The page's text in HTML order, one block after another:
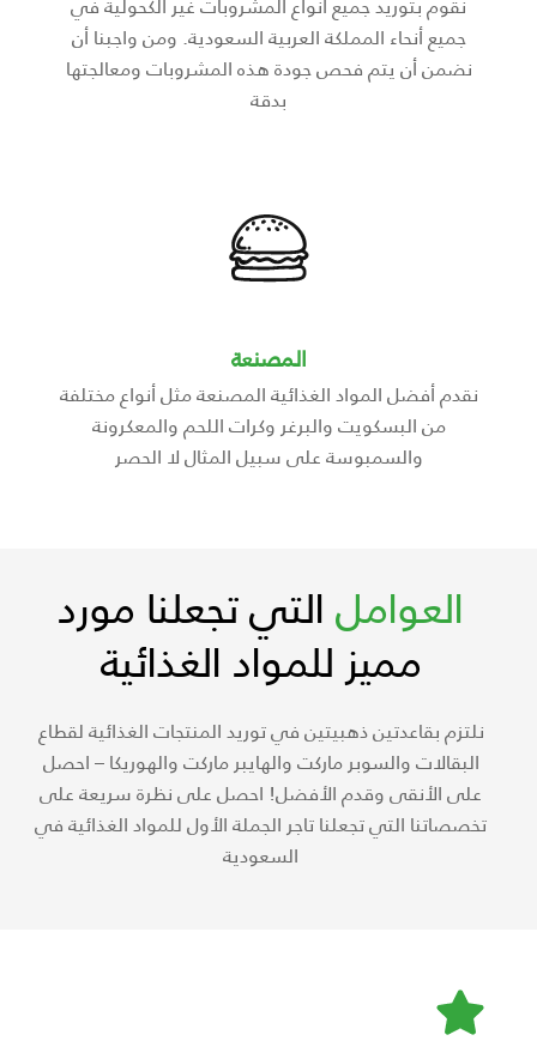
نقوم بتوريد جميع أنواع المشروبات غير الكحولية في
جميع أنحاء المملكة العربية السعودية. ومن واجبنا أن
نضمن أن يتم فحص جودة هذه المشروبات ومعالجتها
بدقة
المصنعة
نقدم أفضل المواد الغذائية المصنعة مثل أنواع مختلفة
من البسكويت والبرغر وكرات اللحم والمعكرونة
والسمبوسة على سبيل المثال لا الحصر
العوامل التي تجعلنا مورد
مميز للمواد الغذائية
نلتزم بقاعدتين ذهبيتين في توريد المنتجات الغذائية لقطاع
البقالات والسوبر ماركت والهايبر ماركت والهوريكا – احصل
على الأنقى وقدم الأفضل! احصل على نظرة سريعة على
تخصصاتنا التي تجعلنا تاجر الجملة الأول للمواد الغذائية في
السعودية